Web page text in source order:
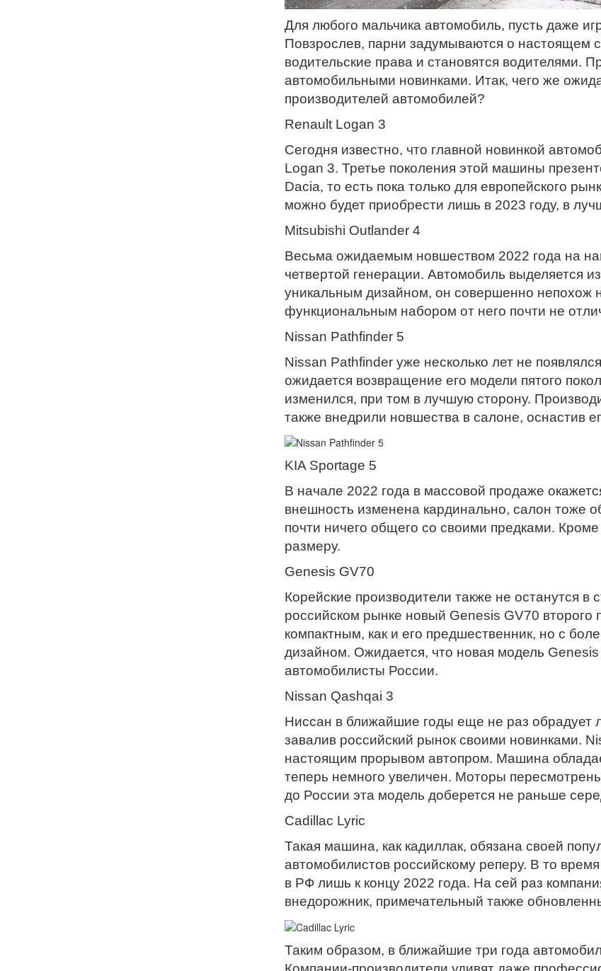
Для любого мальчика автомобиль, пусть даже
Повзрослев, парни задумываются о настоящем
водительские права и становятся водителями.
автомобильными новинками. Итак, чего же
производителей автомобилей?
Renault Logan 3
Сегодня известно, что главной новинкой
Logan 3. Третье поколения этой машины
Dacia, то есть пока только для европейского
можно будет приобрести лишь в 2023 году, в
Mitsubishi Outlander 4
Весьма ожидаемым новшеством 2022 года на
четвертой генерации. Автомобиль выделяется
уникальным дизайном, он совершенно непохож
функциональным набором от него почти не
Nissan Pathfinder 5
Nissan Pathfinder уже несколько лет не
ожидается возвращение его модели пятого
изменился, при том в лучшую сторону.
также внедрили новшества в салоне, оснастив
KIA Sportage 5
В начале 2022 года в массовой продаже
внешность изменена кардинально, салон тоже
почти ничего общего со своими предками.
размеру.
Genesis GV70
Корейские производители также не останутся
российском рынке новый Genesis GV70 второго
компактным, как и его предшественник, но с
дизайном. Ожидается, что новая модель
автомобилисты России.
Nissan Qashqai 3
Ниссан в ближайшие годы еще не раз обрадует
завалив российский рынок своими новинками.
настоящим прорывом автопром. Машина
теперь немного увеличен. Моторы
до России эта модель доберется не раньше
Cadillac Lyric
Такая машина, как кадиллак, обязана своей
автомобилистов российскому реперу. В то
в РФ лишь к концу 2022 года. На сей раз
внедорожник, примечательный также
Таким образом, в ближайшие три года